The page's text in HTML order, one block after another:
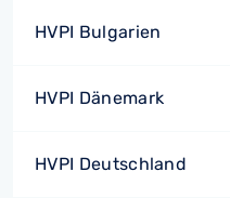
HVPI Bulgarien
HVPI Dänemark
HVPI Deutschland